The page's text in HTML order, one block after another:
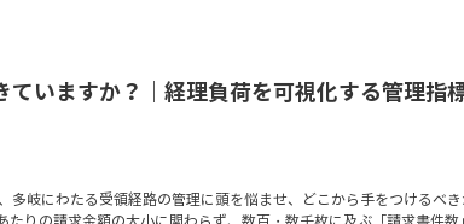
ていますか？｜経理負荷を可視化する管理指
多岐にわたる受領経路の管理に頭を悩ませ、どこから手をつけるべ